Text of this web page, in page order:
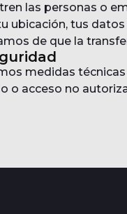
las personas o
ubicación, tus
de que la
medidas
o acceso no